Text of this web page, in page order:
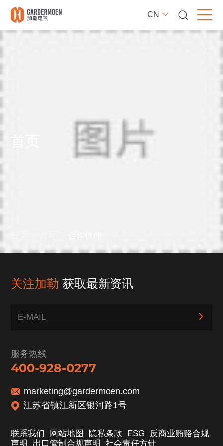
CN
关注加勒 获取最新资讯
服务热线
400-928-0277
marketing@gardermoen.com
江苏省镇江新区银河路1号
联系我们 网站地图 隐私条款 ESG
反商业贿赂合规
声明
出口管制合规声明 社会责任方针